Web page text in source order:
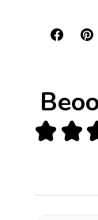
★ ★